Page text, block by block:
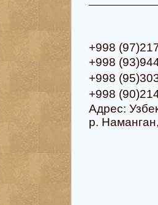
+998
+998
+998
+998
Адрес:
р.